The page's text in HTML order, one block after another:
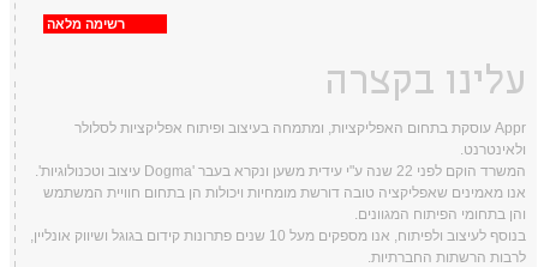
רשימה מלאה
עלינו בקצרה
Appr עוסקת בתחום האפליקציות, ומתמחה בעיצוב ופיתוח אפליקציות לסלולר
ולאינטרנט.
המשרד הוקם לפני 22 שנה ע"י עידית משען ונקרא בעבר 'Dogma עיצוב וטכנולוגיות'.
אנו מאמינים שאפליקציה טובה דורשת מומחיות ויכולות הן בתחום חוויית המשתמש
והן בתחומי הפיתוח המגוונים.
בנוסף לעיצוב ולפיתוח, אנו מספקים מעל 10 שנים פתרונות קידום בגוגל ושיווק אונליין,
לרבות הרשתות החברתיות.